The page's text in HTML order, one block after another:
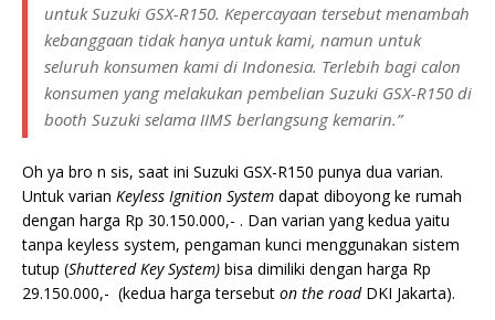
untuk Suzuki GSX-R150. Kepercayaan tersebut menambah
kebanggaan tidak hanya untuk kami, namun untuk
seluruh konsumen kami di Indonesia. Terlebih bagi calon
konsumen yang melakukan pembelian Suzuki GSX-R150 di
booth Suzuki selama IIMS berlangsung kemarin.”
Oh ya bro n sis, saat ini Suzuki GSX-R150 punya dua varian.
Untuk varian Keyless Ignition System dapat diboyong ke rumah
dengan harga Rp 30.150.000,- . Dan varian yang kedua yaitu
tanpa keyless system, pengaman kunci menggunakan sistem
tutup (Shuttered Key System) bisa dimiliki dengan harga Rp
29.150.000,- (kedua harga tersebut on the roadDKI Jakarta).